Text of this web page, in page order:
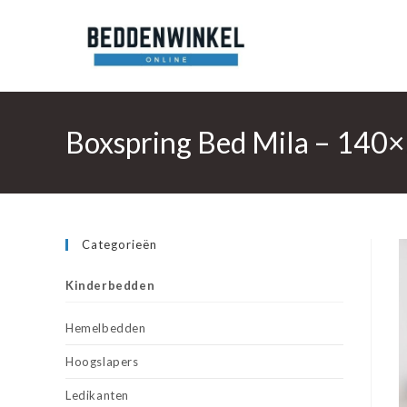
Boxspring Bed Mila –
Categorieën
Kinderbedden
Hemelbedden
Hoogslapers
Ledikanten